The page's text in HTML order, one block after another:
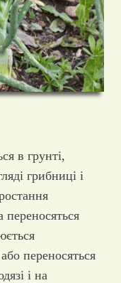
в грунті,
грибниці і
переносяться
переносяться
і на